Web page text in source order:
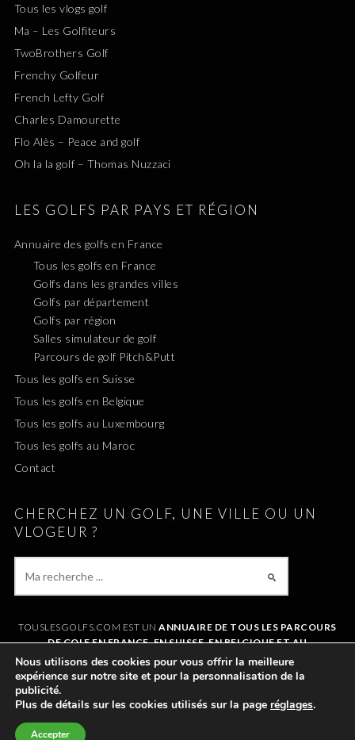
Tous les vlogs golf
Ma – Les Golfiteurs
TwoBrothers Golf
Frenchy Golfeur
French Lefty Golf
Charles Damourette
Flo Alès – Peace and golf
Oh la la golf – Thomas Nuzzaci
LES GOLFS PAR PAYS ET RÉGION
Annuaire des golfs en France
Tous les golfs en France
Golfs dans les grandes villes
Golfs par département
Golfs par région
Salles simulateur de golf
Parcours de golf Pitch&Putt
Tous les golfs en Suisse
Tous les golfs en Belgique
Tous les golfs au Luxembourg
Tous les golfs au Maroc
Contact
CHERCHEZ UN GOLF, UNE VILLE OU UN
VLOGEUR ?
TOUSLESGOLFS.COM EST UNANNUAIRE DE TOUS LES PARCOURS
DE GOLF EN FRANCE, EN SUISSE, EN BELGIQUE ET AU
LUXEMBOURG
. IL VOUS PERMET DE TROUVER UN GOLF AUTOUR DE
CHEZVOUS OU LORS DE VOS VACANCES. LE SITE RÉFÉRENCE
ÉGALEMENT
POPULAIRES
©2011-2026 TOUSLESGOLFS.COM |
Nous utilisons des cookies pour vous offrir la meilleure
expérience sur notre site et pour la personnalisation de la
publicité.
Plus de détails sur les cookies utilisés sur la page réglages.
Accepter